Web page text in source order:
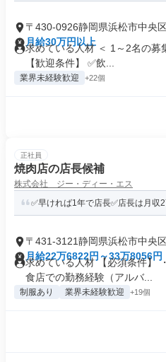
〒430-0926静岡県浜松市中央
月給30万円以上
求めている人材 ＜ 1～2名の募
【歓迎条件】 ✅飲...
業界未経験歓迎 +22個
正社員
焼肉店の店長候補
株式会社 ジー・ディー・エス
✅早ければ1年で店長✅店長は月収
〒431-3121静岡県浜松市中央
月給22万6822円～33万8056円
求めている人材 【必須条件】
食店での勤務経験（アルバ...
制服あり 業界未経験歓迎 +19個